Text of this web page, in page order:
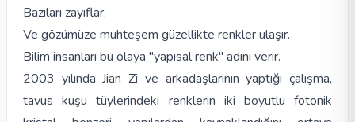
Bazıları zayıflar.
Ve gözümüze muhteşem güzellikte renkler ulaşır.
Bilim insanları bu olaya "yapısal renk" adını verir.
2003 yılında Jian Zi ve arkadaşlarının yaptığı çalışma,
tavus kuşu tüylerindeki renklerin iki boyutlu fotonik